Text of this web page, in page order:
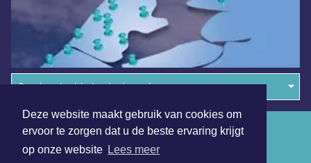
Deze website maakt gebruik van cookies om
ervoor te zorgen dat u de beste ervaring krijgt
op onze website Lees meer
Overige dagbladen in de regio
Algemene voorwaarden
Disclaimer